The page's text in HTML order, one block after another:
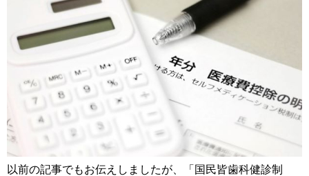
以前の記事でもお伝えしましたが、「国民皆歯科健診制